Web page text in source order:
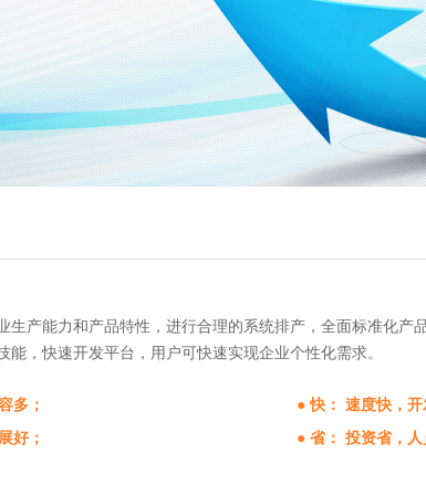
生产能力和产品特性，进行合理的系统排产，全面标准化产
能，快速开发平台，用户可快速实现企业个性化需求。
多；
● 快： 速度快，开
好；
● 省： 投资省，人